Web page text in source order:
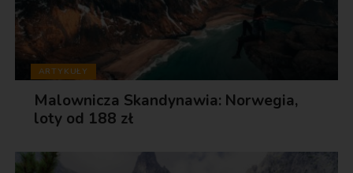
ARTYKUŁY
Malownicza Skandynawia: Norwegia,
loty od 188 zł